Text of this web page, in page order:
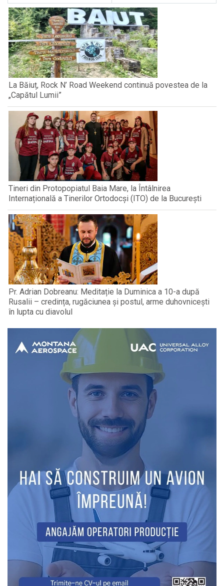
La Băiuț, Rock N’ Road Weekend continuă povestea de la
„Capătul Lumii”
Tineri din Protopopiatul Baia Mare, la Întâlnirea
Internațională a Tinerilor Ortodocși (ITO) de la București
Pr. Adrian Dobreanu: Meditație la Duminica a 10-a după
Rusalii – credința, rugăciunea și postul, arme duhovnicești
în lupta cu diavolul